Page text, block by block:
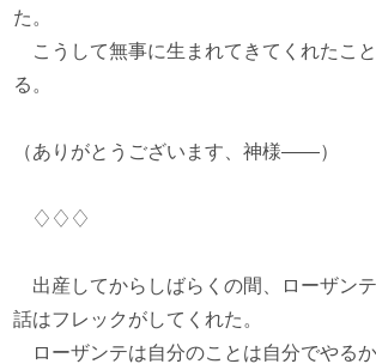
た。
こうして無事に生まれてきてくれたこ
る。
（ありがとうございます、神様――）
♢♢♢
出産してからしばらくの間、ローザン
話はフレックがしてくれた。
ローザンテは自分のことは自分でやるか